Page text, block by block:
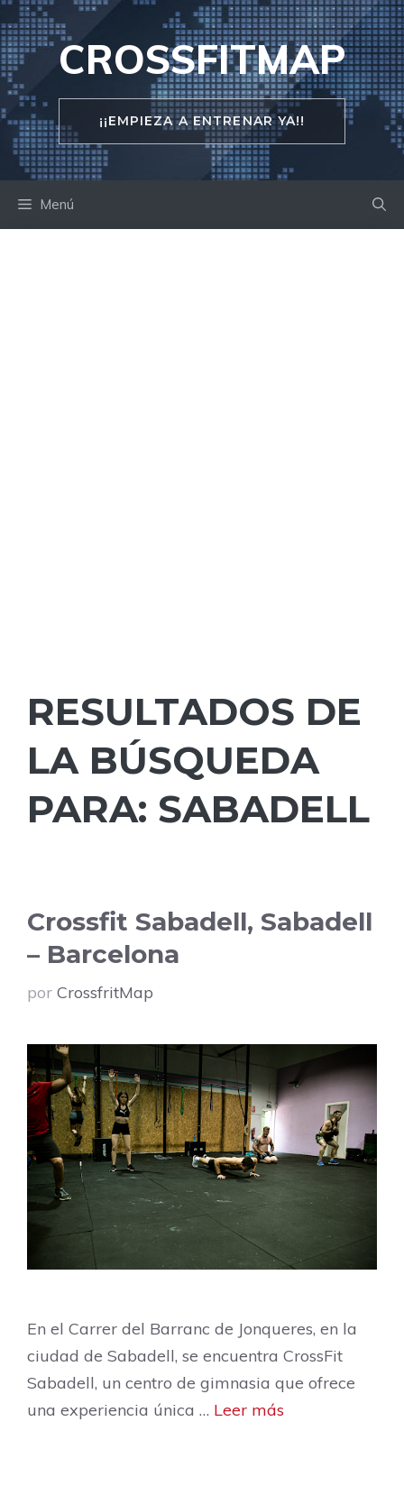
Saltar
al
contenidoCROSSFITMAP
¡¡EMPIEZA A ENTRENAR YA!!
Menú
RESULTADOS DE
LA BÚSQUEDA
PARA: SABADELL
Crossfit Sabadell, Sabadell
– Barcelona
por CrossfritMap
En el Carrer del Barranc de Jonqueres, en la
ciudad de Sabadell, se encuentra CrossFit
Sabadell, un centro de gimnasia que ofrece
una experiencia única … Leer más